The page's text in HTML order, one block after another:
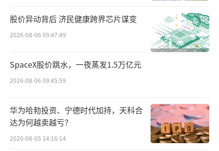
当下的低迷表现，让很多人信心尽失。甚
至在一些人的眼里，美股永远涨、A股永远跌，
但是，如果我们从历史和发展的视角看待A
股和美股的差异，就会有完全不同的认知。
美股是全球最成熟最悠久的资本市场之
一，道琼斯工业指数1896年就已成立，在最初
的很长时间时间里，道指同样是牛短熊长。
股价异动背后 济民健康跨界芯片谋变
2026-08-06 09:47:49
SpaceX股价跳水，一夜蒸发1.5万亿元
2026-08-06 09:45:59
华为哈勃投资、宁德时代加持，天科合
达为何越卖越亏？
2026-08-05 14:16:14